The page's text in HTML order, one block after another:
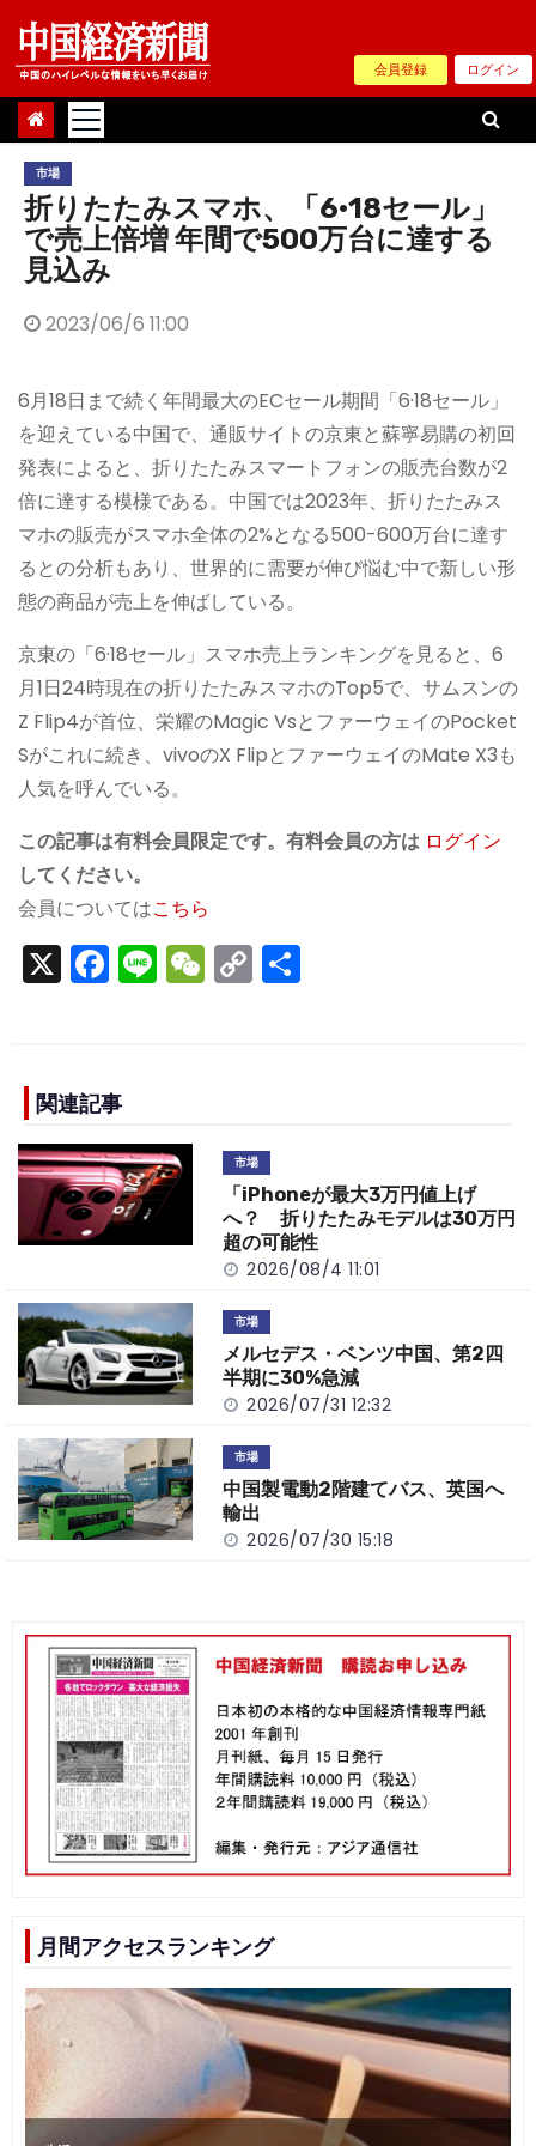
Skip
content
会員登録 ログイン
市場
折りたたみスマホ、「6·18セール」
で売上倍増 年間で500万台に達する
見込み
2023/06/6 11:00
6月18日まで続く年間最大のECセール期間「6·18セール」
を迎えている中国で、通販サイトの京東と蘇寧易購の初回
発表によると、折りたたみスマートフォンの販売台数が2
倍に達する模様である。中国では2023年、折りたたみス
マホの販売がスマホ全体の2%となる500-600万台に達す
るとの分析もあり、世界的に需要が伸び悩む中で新しい形
態の商品が売上を伸ばしている。
京東の「6·18セール」スマホ売上ランキングを見ると、6
月1日24時現在の折りたたみスマホのTop5で、サムスンの
Z Flip4が首位、栄耀のMagic VsとファーウェイのPocket
Sがこれに続き、vivoのX FlipとファーウェイのMate X3も
人気を呼んでいる。
この記事は有料会員限定です。有料会員の方は ログイン
してください。
会員についてはこちら
X F
a
e
b
o
o
k
Li
n
W
e
C
o
n
k
関連記事
市場
「iPhoneが最大3万円値上げ
へ？ 折りたたみモデルは30万円
超の可能性
2026/08/4 11:01
市場
メルセデス・ベンツ中国、第2四
半期に30%急減
2026/07/31 12:32
市場
中国製電動2階建てバス、英国へ
輸出
2026/07/30 15:18
月間アクセスランキング